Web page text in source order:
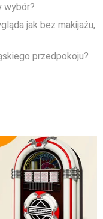
wybór?
jak bez makijażu,
przedpokoju?